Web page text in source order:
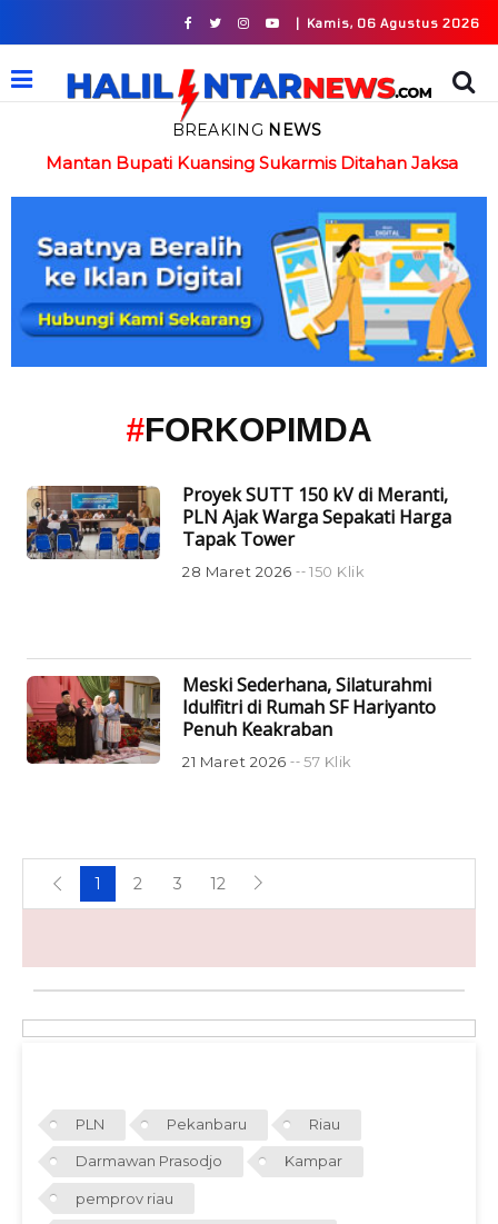
| Kamis, 06 Agustus 2026
BREAKING NEWS
Mantan Bupati Kuansing Sukarmis Ditahan Jaksa
#FORKOPIMDA
Proyek SUTT 150 kV di Meranti,
PLN Ajak Warga Sepakati Harga
Tapak Tower
28 Maret 2026 150 Klik
Meski Sederhana, Silaturahmi
Idulfitri di Rumah SF Hariyanto
Penuh Keakraban
21 Maret 2026 57 Klik
1 2 3 12
PLN Pekanbaru Riau
Darmawan Prasodjo Kampar
pemprov riau